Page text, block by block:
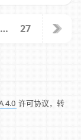
… 27
4.0 许可协议，转